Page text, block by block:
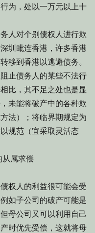
为，处以一万元以上十
人对个别债权人进行欺
圳毗连香港，许多香港
移到香港以逃避债务。
止债务人的某些不法行
比，其不足之处也是显
未能将破产中的各种欺
法）；将临界期规定为
规范（宜采取灵活态
属求偿
权人的利益很可能会受
如子公司的破产可能是
母公司又可以利用自己
时优先受偿，这就将母